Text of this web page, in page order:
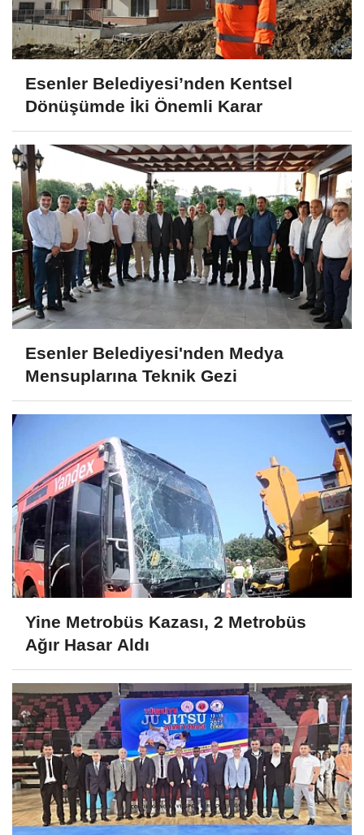
Esenler Belediyesi’nden Kentsel
Dönüşümde İki Önemli Karar
Esenler Belediyesi'nden Medya
Mensuplarına Teknik Gezi
Yine Metrobüs Kazası, 2 Metrobüs
Ağır Hasar Aldı